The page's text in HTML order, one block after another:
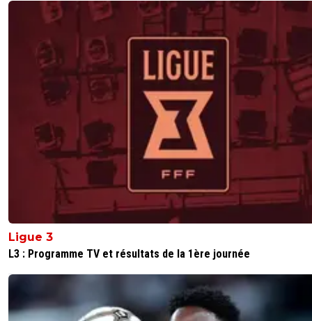
Ligue 3
L3 : Programme TV et résultats de la 1ère journée